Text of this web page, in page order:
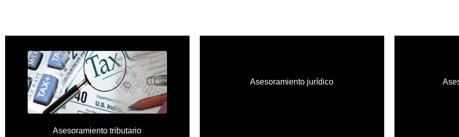
Asesoramiento tributario
Asesoramiento jurídico